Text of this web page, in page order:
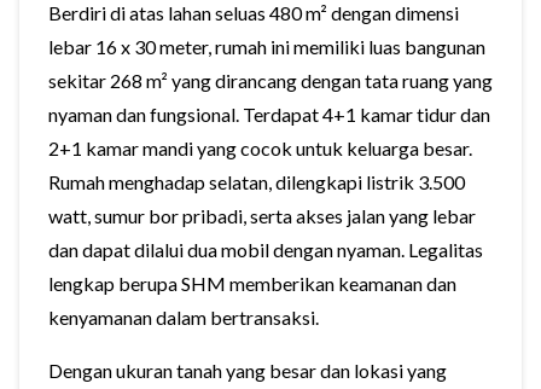
Berdiri di atas lahan seluas 480 m² dengan dimensi
lebar 16 x 30 meter, rumah ini memiliki luas bangunan
sekitar 268 m² yang dirancang dengan tata ruang yang
nyaman dan fungsional. Terdapat 4+1 kamar tidur dan
2+1 kamar mandi yang cocok untuk keluarga besar.
Rumah menghadap selatan, dilengkapi listrik 3.500
watt, sumur bor pribadi, serta akses jalan yang lebar
dan dapat dilalui dua mobil dengan nyaman. Legalitas
lengkap berupa SHM memberikan keamanan dan
kenyamanan dalam bertransaksi.
Dengan ukuran tanah yang besar dan lokasi yang